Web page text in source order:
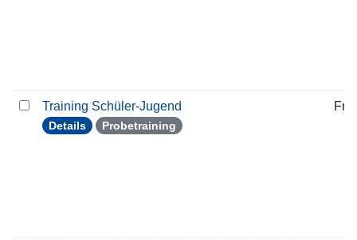
Training Schüler-Jugend
Details Probetraining